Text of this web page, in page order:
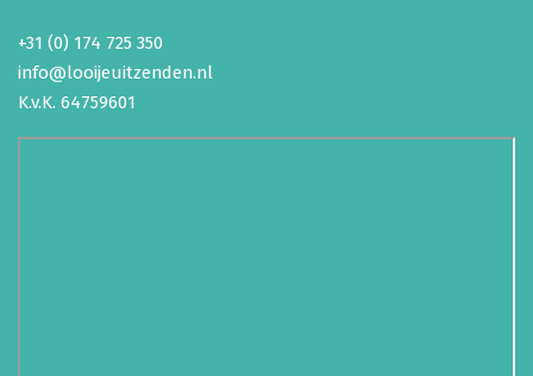
+31 (0) 174 725 350
info@looijeuitzenden.nl
K.v.K. 64759601